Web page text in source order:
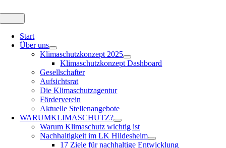
springen
Navigation
Start
Über uns
Klimaschutzkonzept 2025
Klimaschutzkonzept Dashboard
Gesellschafter
Aufsichtsrat
Die Klimaschutzagentur
Förderverein
Aktuelle Stellenangebote
WARUMKLIMASCHUTZ?
Warum Klimaschutz wichtig ist
Nachhaltigkeit im LK Hildesheim
17 Ziele für nachhaltige Entwicklung